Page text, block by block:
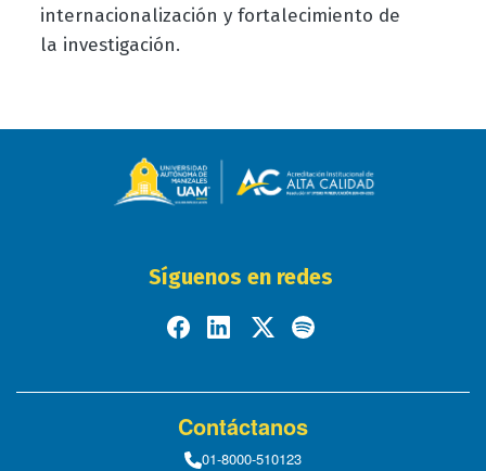
internacionalización y fortalecimiento de
la investigación.
Síguenos en redes
Contáctanos
01-8000-510123